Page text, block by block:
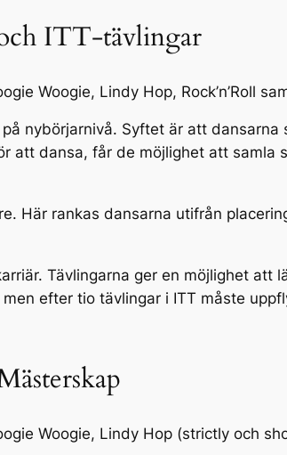
ITT-tävlingar
Woogie, Lindy Hop, Rock’n’Roll
nybörjarnivå. Syftet är att
att dansa, får de möjlighet att samla
Här rankas dansarna utifrån
Tävlingarna ger en möjlighet att
efter tio tävlingar i ITT måste
Woogie, Lindy Hop (strictly och